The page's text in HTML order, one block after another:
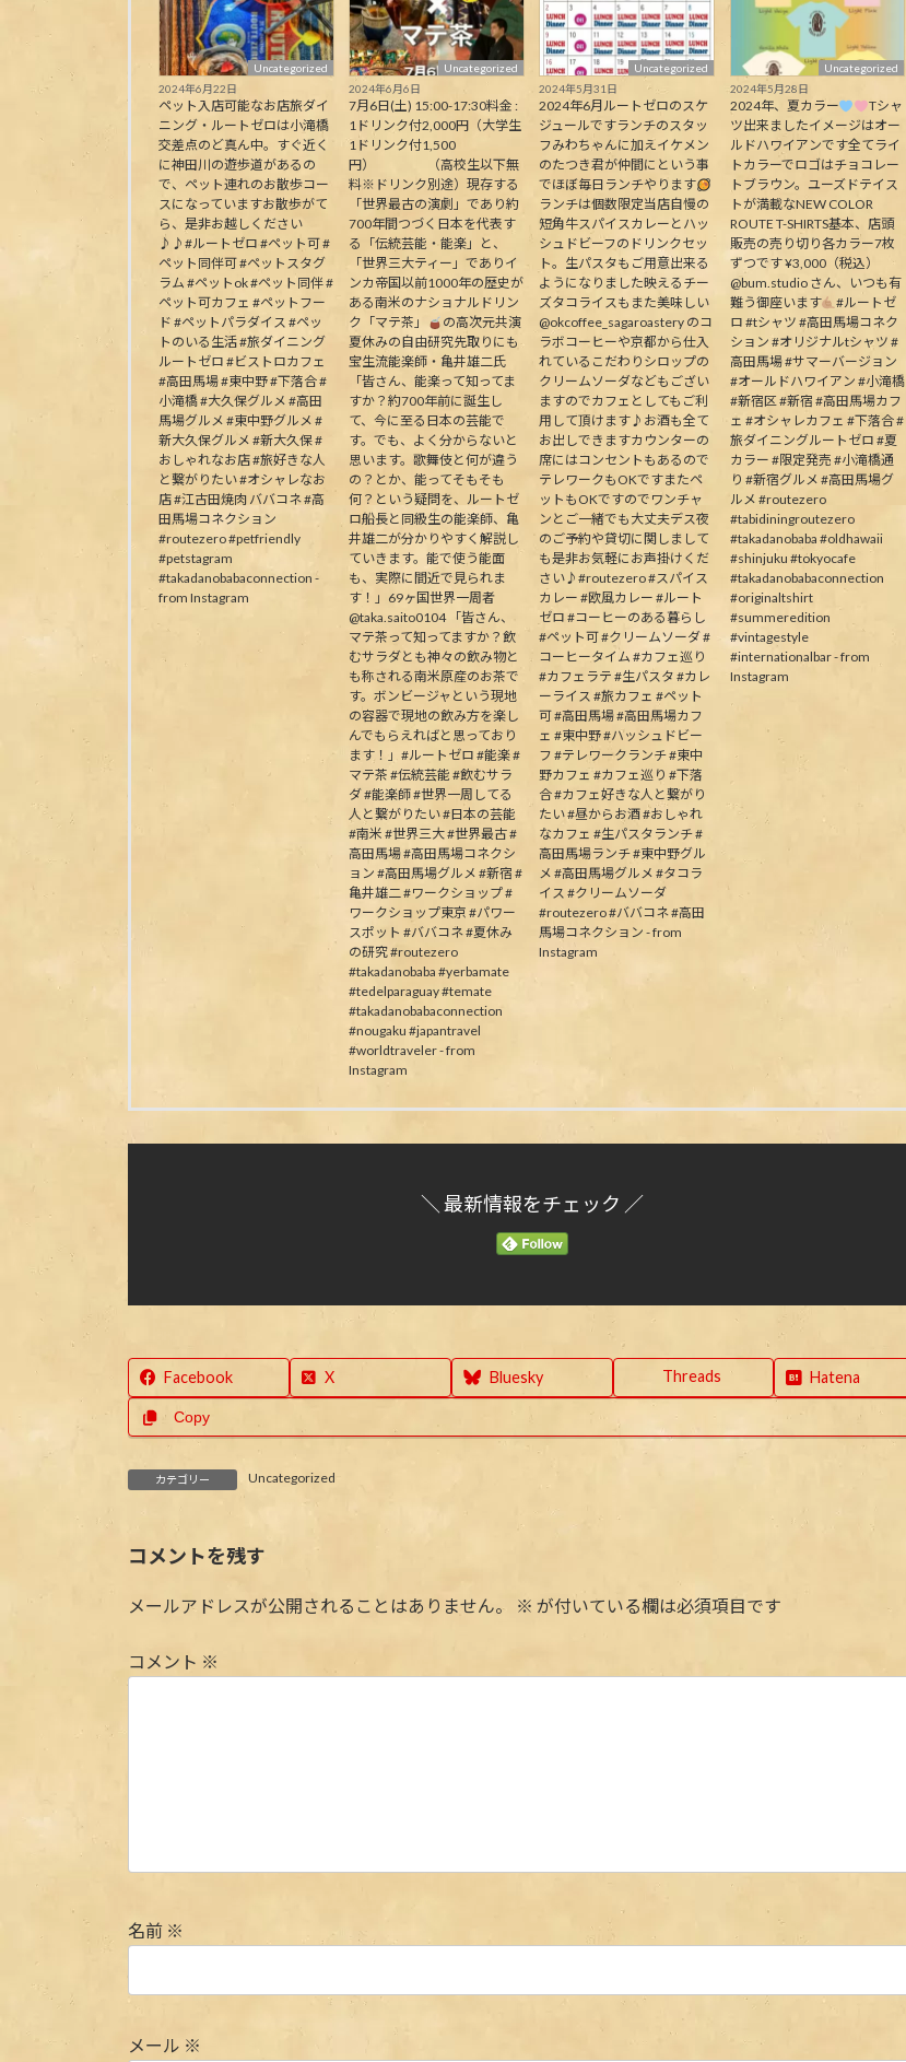
Uncategorized
2024年6月22日
ペット入店可能なお店旅ダイ
ニング・ルートゼロは小滝橋
交差点のど真ん中。すぐ近く
に神田川の遊歩道があるの
で、ペット連れのお散歩コー
スになっていますお散歩がて
ら、是非お越しください
♪♪#ルートゼロ #ペット可 #
ペット同伴可 #ペットスタグ
ラム #ペットok #ペット同伴 #
ペット可カフェ #ペットフー
ド #ペットパラダイス #ペッ
トのいる生活 #旅ダイニング
ルートゼロ #ビストロカフェ
#高田馬場 #東中野 #下落合 #
小滝橋 #大久保グルメ #高田
馬場グルメ #東中野グルメ #
新大久保グルメ #新大久保 #
おしゃれなお店 #旅好きな人
と繋がりたい #オシャレなお
店 #江古田焼肉 ババコネ #高
田馬場コネクション
#routezero #petfriendly
#petstagram
#takadanobabaconnection -
from Instagram
Uncategorized
2024年6月6日
7月6日(土) 15:00-17:30料金 :
1ドリンク付2,000円（大学生
1ドリンク付1,500
円） （高校生以下無
料※ドリンク別途）現存する
「世界最古の演劇」であり約
700年間つづく日本を代表す
る「伝統芸能・能楽」と、
「世界三大ティー」でありイ
ンカ帝国以前1000年の歴史が
ある南米のナショナルドリン
ク「マテ茶」
の高次元共演
夏休みの自由研究先取りにも
宝生流能楽師・亀井雄二氏
「皆さん、能楽って知ってま
すか？約700年前に誕生し
て、今に至る日本の芸能で
す。でも、よく分からないと
思います。歌舞伎と何が違う
の？とか、能ってそもそも
何？という疑問を、ルートゼ
ロ船長と同級生の能楽師、亀
井雄二が分かりやすく解説し
ていきます。能で使う能面
も、実際に間近で見られま
す！」69ヶ国世界一周者
@taka.saito0104 「皆さん、
マテ茶って知ってますか？飲
むサラダとも神々の飲み物と
も称される南米原産のお茶で
す。ボンビージャという現地
の容器で現地の飲み方を楽し
んでもらえればと思っており
ます！」#ルートゼロ #能楽 #
マテ茶 #伝統芸能 #飲むサラ
ダ #能楽師 #世界一周してる
人と繋がりたい #日本の芸能
#南米 #世界三大 #世界最古 #
高田馬場 #高田馬場コネクシ
ョン #高田馬場グルメ #新宿 #
亀井雄二 #ワークショップ #
ワークショップ東京 #パワー
スポット #ババコネ #夏休み
の研究 #routezero
#takadanobaba #yerbamate
#tedelparaguay #temate
#takadanobabaconnection
#nougaku #japantravel
#worldtraveler - from
Instagram
Uncategorized
2024年5月31日
2024年6月ルートゼロのスケ
ジュールですランチのスタッ
フみわちゃんに加えイケメン
のたつき君が仲間にという事
でほぼ毎日ランチやります
ランチは個数限定当店自慢の
短角牛スパイスカレーとハッ
シュドビーフのドリンクセッ
ト。生パスタもご用意出来る
ようになりました映えるチー
ズタコライスもまた美味しい
@okcoffee_sagaroastery のコ
ラボコーヒーや京都から仕入
れているこだわりシロップの
クリームソーダなどもござい
ますのでカフェとしてもご利
用して頂けます♪お酒も全て
お出しできますカウンターの
席にはコンセントもあるので
テレワークもOKですまたペ
ットもOKですのでワンチャ
ンとご一緒でも大丈夫デス夜
のご予約や貸切に関しまして
も是非お気軽にお声掛けくだ
さい♪#routezero #スパイス
カレー #欧風カレー #ルート
ゼロ #コーヒーのある暮らし
#ペット可 #クリームソーダ #
コーヒータイム #カフェ巡り
#カフェラテ #生パスタ #カレ
ーライス #旅カフェ #ペット
可 #高田馬場 #高田馬場カフ
ェ #東中野 #ハッシュドビー
フ #テレワークランチ #東中
野カフェ #カフェ巡り #下落
合 #カフェ好きな人と繋がり
たい #昼からお酒 #おしゃれ
なカフェ #生パスタランチ #
高田馬場ランチ #東中野グル
メ #高田馬場グルメ #タコラ
イス #クリームソーダ
#routezero #ババコネ #高田
馬場コネクション - from
Instagram
Uncategorized
2024年5月28日
2024年、夏カラー
Tシャ
ツ出来ましたイメージはオー
ルドハワイアンです全てライ
トカラーでロゴはチョコレー
トブラウン。ユーズドテイス
トが満載なNEW COLOR
ROUTE T-SHIRTS基本、店頭
販売の売り切り各カラー7枚
ずつです ¥3,000（税込）
@bum.studio さん、いつも有
難う御座います
#ルートゼ
ロ #tシャツ #高田馬場コネク
ション #オリジナルtシャツ #
高田馬場 #サマーバージョン
#オールドハワイアン #小滝橋
#新宿区 #新宿 #高田馬場カフ
ェ #オシャレカフェ #下落合 #
旅ダイニングルートゼロ #夏
カラー #限定発売 #小滝橋通
り #新宿グルメ #高田馬場グ
ルメ #routezero
#tabidiningroutezero
#takadanobaba #oldhawaii
#shinjuku #tokyocafe
#takadanobabaconnection
#originaltshirt
#summeredition
#vintagestyle
#internationalbar - from
Instagram
＼ 最新情報をチェック ／
Facebook X Bluesky Threads Hatena
Copy
カテゴリー Uncategorized
コメントを残す
メールアドレスが公開されることはありません。 ※ が付いている欄は必須項目です
コメント ※
名前 ※
メール ※